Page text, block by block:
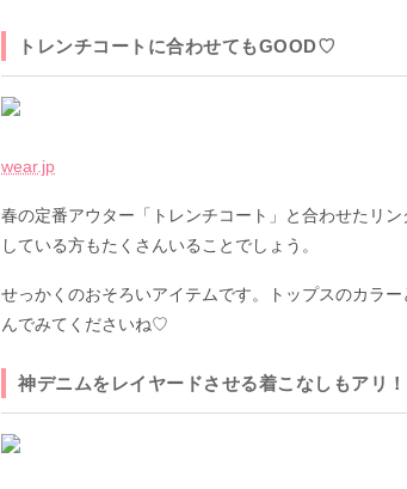
トレンチコートに合わせてもGOOD♡
wear.jp
春の定番アウター「トレンチコート」と合わせたリ
している方もたくさんいることでしょう。
せっかくのおそろいアイテムです。トップスのカラ
んでみてくださいね♡
神デニムをレイヤードさせる着こなしもアリ！